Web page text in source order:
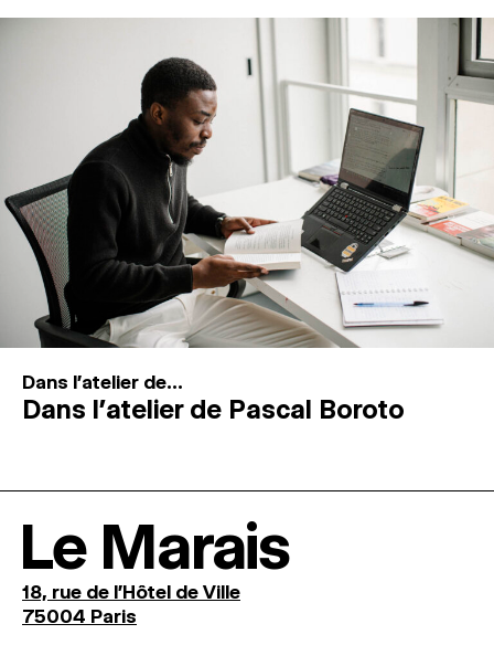
Dans l'atelier de...
Dans l’atelier de Pascal Boroto
Le Marais
18, rue de l'Hôtel de Ville
75004 Paris